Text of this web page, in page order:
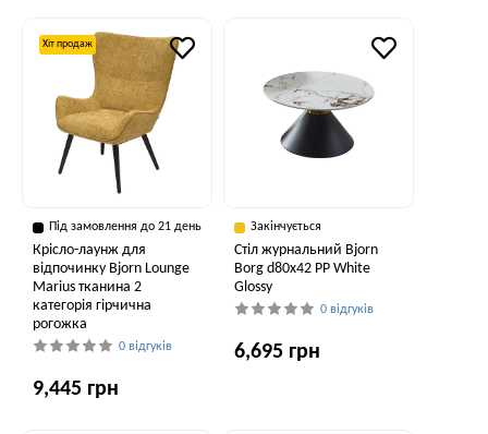
Хіт продаж
Під замовлення до 21 день
Крісло-лаунж для
відпочинку Bjorn Lounge
Marius тканина 2
категорія гірчична
рогожка
0 відгуків
9,445 грн
Закінчується
Стіл журнальний Bjorn
Borg d80х42 PP White
Glossy
0 відгуків
6,695 грн